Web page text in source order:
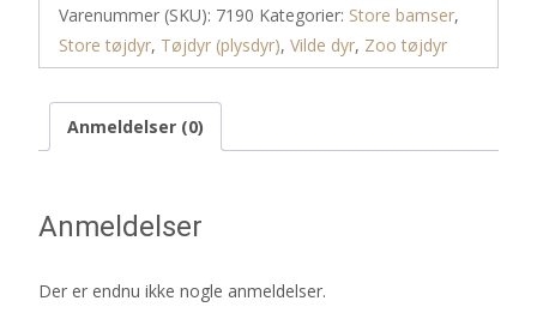
Varenummer (SKU): 7190 Kategorier: Store bamser,
Store tøjdyr, Tøjdyr (plysdyr), Vilde dyr, Zoo tøjdyr
Anmeldelser (0)
Anmeldelser
Der er endnu ikke nogle anmeldelser.